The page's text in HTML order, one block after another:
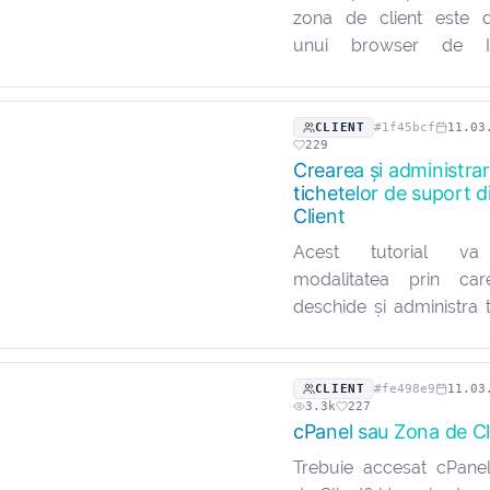
zona de client este
unui browser de
deschide pagina de
Aici sunt necesare
înregistrată în sistem…
CLIENT #1f45bcf
229
Crearea și
tichetelor de suport
Client
Acest tutorial va
modalitatea prin
deschide și administra
reprezintă o modalitate
de comunicare cu
NAV atunci când este
CLIENT #fe498e9
3.3k
227
cPanel sau Zona de
Trebuie accesat